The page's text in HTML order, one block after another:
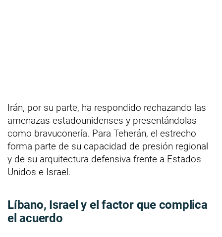
Irán, por su parte, ha respondido rechazando las
amenazas estadounidenses y presentándolas
como bravuconería. Para Teherán, el estrecho
forma parte de su capacidad de presión regional
y de su arquitectura defensiva frente a Estados
Unidos e Israel.
Líbano, Israel y el factor que complica
el acuerdo